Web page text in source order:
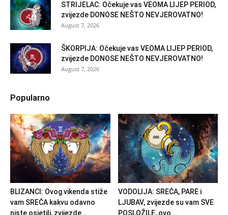
STRIJELAC: Očekuje vas VEOMA LIJEP PERIOD,
zvijezde DONOSE NEŠTO NEVJEROVATNO!
August 7, 2026
ŠKORPIJA: Očekuje vas VEOMA LIJEP PERIOD,
zvijezde DONOSE NEŠTO NEVJEROVATNO!
August 7, 2026
Popularno
BLIZANCI: Ovog vikenda stiže
vam SREĆA kakvu odavno
niste osjetili, zvijezde...
VODOLIJA: SREĆA, PARE i
LJUBAV, zvijezde su vam SVE
POSLOŽILE, ovo...